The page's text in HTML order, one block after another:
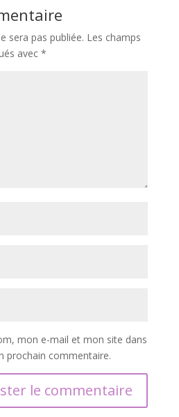
sera pas publiée. Les champs
avec *
mon e-mail et mon site dans
prochain commentaire.